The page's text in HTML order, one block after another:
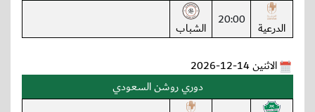
الدرعية 20:00 الشباب
الاثنين 14-12-2026
دوري روشن السعودي